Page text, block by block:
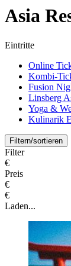
Asia
Eintritte
Online
Kombi-
Fusion
Linsberg
Yoga &
Kulinarik
Filtern/sortieren
Filter
€
Preis
€
€
Laden...